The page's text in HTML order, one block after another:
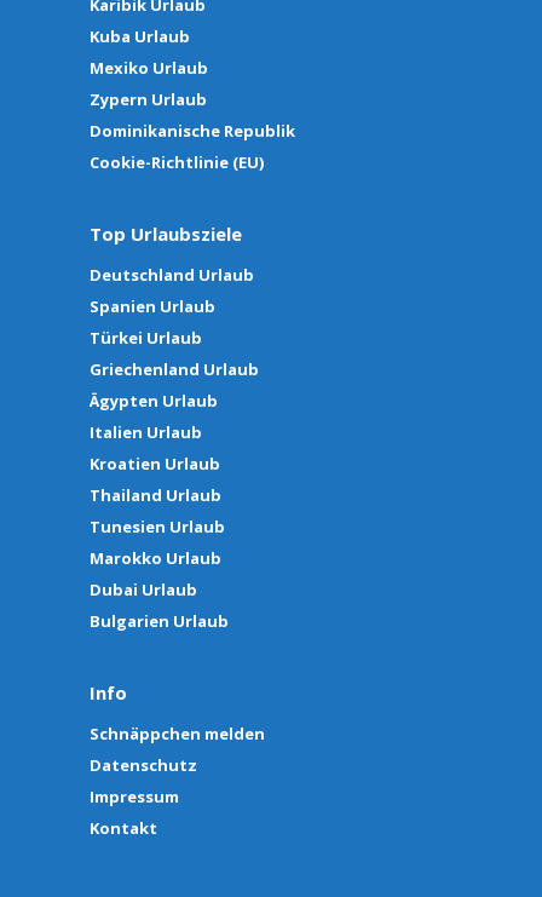
Karibik Urlaub
Kuba Urlaub
Mexiko Urlaub
Zypern Urlaub
Dominikanische Republik
Cookie-Richtlinie (EU)
Top Urlaubsziele
Deutschland Urlaub
Spanien Urlaub
Türkei Urlaub
Griechenland Urlaub
Ägypten Urlaub
Italien Urlaub
Kroatien Urlaub
Thailand Urlaub
Tunesien Urlaub
Marokko Urlaub
Dubai Urlaub
Bulgarien Urlaub
Info
Schnäppchen melden
Datenschutz
Impressum
Kontakt